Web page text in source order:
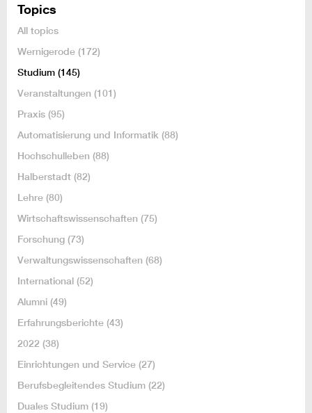
Topics
All topics
Wernigerode (172)
Studium (145)
Veranstaltungen (101)
Praxis (95)
Automatisierung und Informatik (88)
Hochschulleben (88)
Halberstadt (82)
Lehre (80)
Wirtschaftswissenschaften (75)
Forschung (73)
Verwaltungswissenschaften (68)
International (52)
Alumni (49)
Erfahrungsberichte (43)
2022 (38)
Einrichtungen und Service (27)
Berufsbegleitendes Studium (22)
Duales Studium (19)